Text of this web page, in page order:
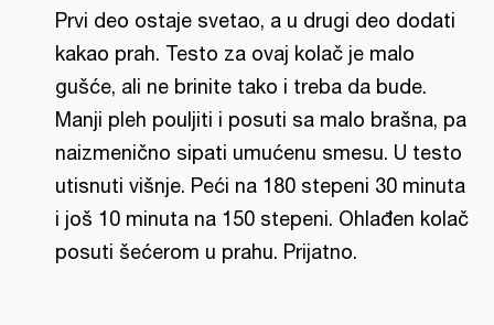
Prvi deo ostaje svetao, a u drugi deo dodati
kakao prah. Testo za ovaj kolač je malo
gušće, ali ne brinite tako i treba da bude.
Manji pleh pouljiti i posuti sa malo brašna, pa
naizmenično sipati umućenu smesu. U testo
utisnuti višnje. Peći na 180 stepeni 30 minuta
i još 10 minuta na 150 stepeni. Ohlađen kolač
posuti šećerom u prahu. Prijatno.